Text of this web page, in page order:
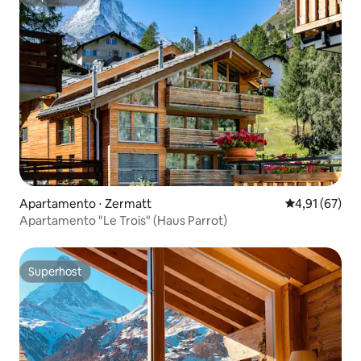
Apartamento ⋅ Zermatt 4,91 de uma
4,91 (67)
Apartamento "Le Trois" (Haus Parrot)
Superhost
Superhost